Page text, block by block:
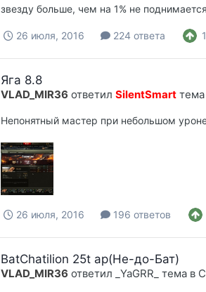
звезду больше, чем на 1% не
26 июля, 2016 224 ответа 1
Яга 8.8
VLAD_MIR36 ответилSilentSmart
Непонятный мастер при небольшом
26 июля, 2016 196 ответов
BatChatilion 25t ap(Не-до-Бат)
VLAD_MIR36 ответил _YaGRR_ тема в